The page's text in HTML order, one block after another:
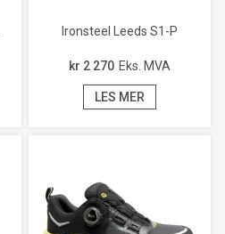
Ironsteel Leeds S1-P
kr 2 270 Eks. MVA
LES MER